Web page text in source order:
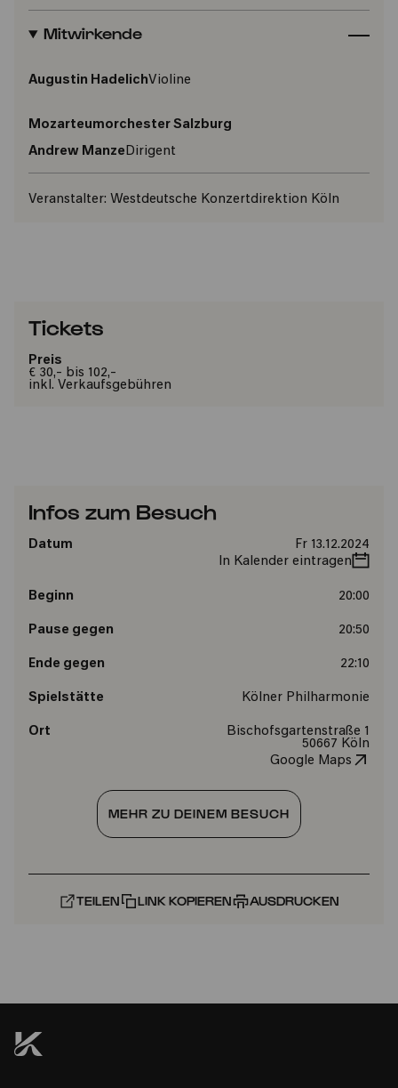
Mitwirkende
Augustin HadelichVioline
Mozarteumorchester Salzburg
Andrew ManzeDirigent
Veranstalter: Westdeutsche Konzertdirektion Köln
Tickets
Preis
€ 30,- bis 102,-
inkl. Verkaufsgebühren
Infos zum Besuch
Datum
Fr 13.12.2024
In Kalender eintragen
Beginn 20:00
Pause gegen 20:50
Ende gegen 22:10
Spielstätte Kölner Philharmonie
Ort
Bischofsgartenstraße 1
50667 Köln
Google Maps
MEHR ZU DEINEM BESUCH
TEILEN LINK KOPIEREN AUSDRUCKEN